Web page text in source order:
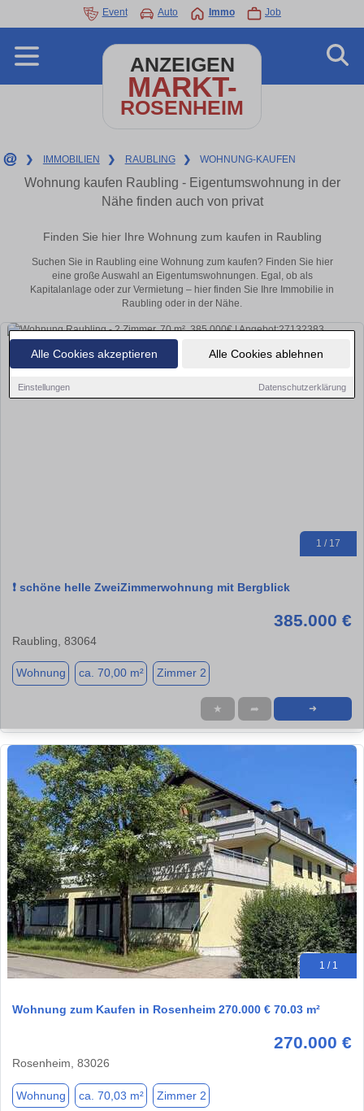
Alle Cookies akzeptieren Alle Cookies ablehnen
Einstellungen Datenschutzerklärung
Event Auto Immo Job
ANZEIGEN
MARKT-
ROSENHEIM
❯ IMMOBILIEN ❯ RAUBLING ❯ WOHNUNG-KAUFEN
Wohnung kaufen Raubling - Eigentumswohnung in der
Nähe finden auch von privat
Finden Sie hier Ihre Wohnung zum kaufen in Raubling
Suchen Sie in Raubling eine Wohnung zum kaufen? Finden Sie hier
eine große Auswahl an Eigentumswohnungen. Egal, ob als
Kapitalanlage oder zur Vermietung – hier finden Sie Ihre Immobilie in
Raubling oder in der Nähe.
1 / 17
❗️ schöne helle ZweiZimmerwohnung mit Bergblick
385.000 €
Raubling, 83064
Wohnung ca. 70,00 m² Zimmer 2
★ ➦ ➜
1 / 1
Wohnung zum Kaufen in Rosenheim 270.000 € 70.03 m²
270.000 €
Rosenheim, 83026
Wohnung ca. 70,03 m² Zimmer 2